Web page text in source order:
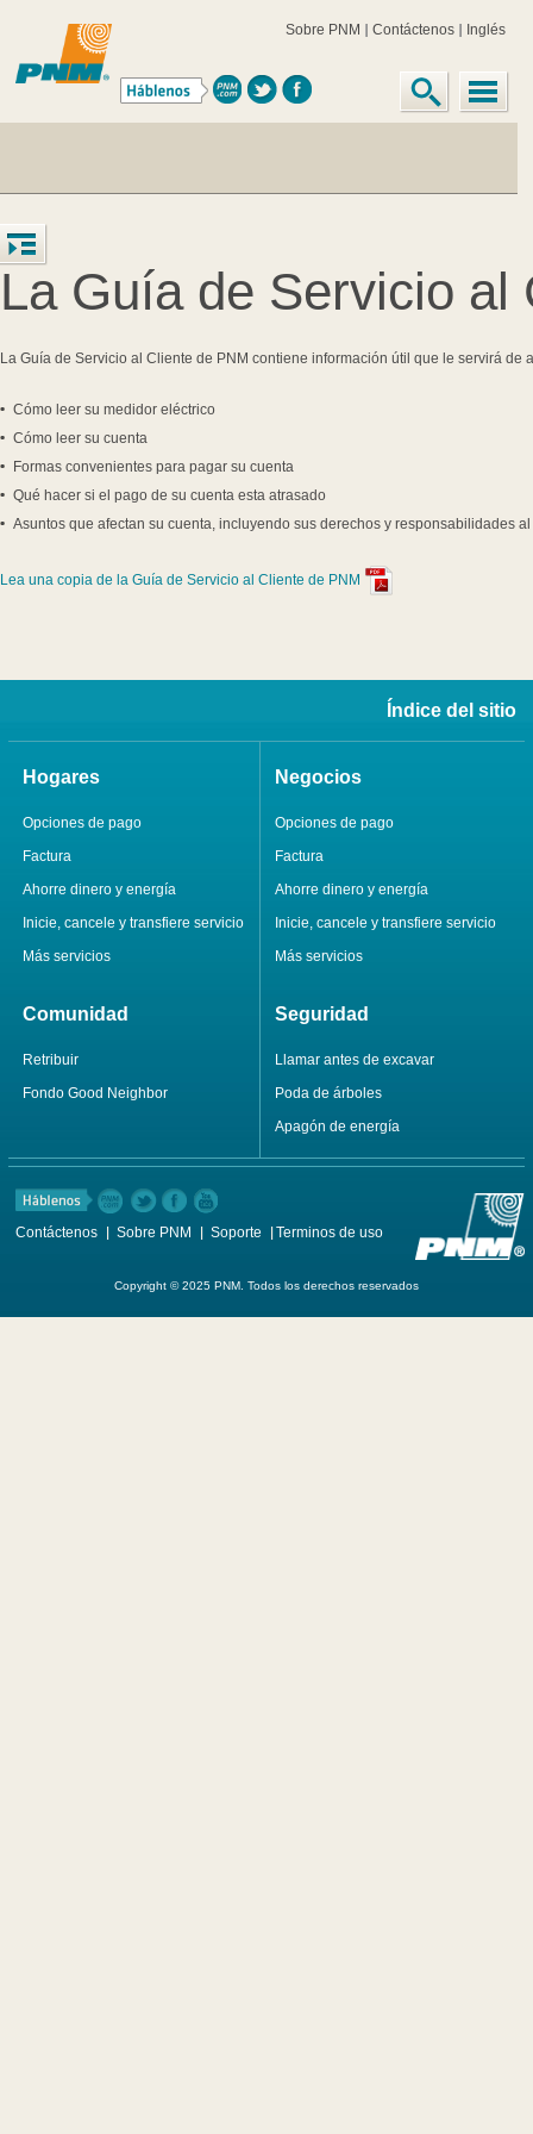
Sobre PNM Contáctenos Inglés
La Guía de Servicio al
La Guía de Servicio al Cliente de PNM contiene información útil que le servirá de
Cómo leer su medidor eléctrico
Cómo leer su cuenta
Formas convenientes para pagar su cuenta
Qué hacer si el pago de su cuenta esta atrasado
Asuntos que afectan su cuenta, incluyendo sus derechos y responsabilidades
Lea una copia de la Guía de Servicio al Cliente de PNM
Índice del sitio
Hogares
Opciones de pago
Factura
Ahorre dinero y energía
Inicie, cancele y transfiere servicio
Más servicios
Negocios
Opciones de pago
Factura
Ahorre dinero y energía
Inicie, cancele y transfiere servicio
Más servicios
Comunidad
Retribuir
Fondo Good Neighbor
Seguridad
Llamar antes de excavar
Poda de árboles
Apagón de energía
Contáctenos Sobre PNM Soporte Terminos de uso
Copyright © 2025 PNM. Todos los derechos reservados